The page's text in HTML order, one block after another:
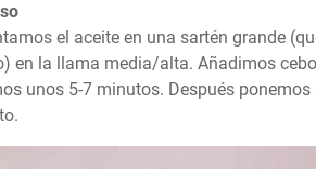
el aceite en una sartén grande
en la llama media/alta. Añadimos
unos 5-7 minutos. Después